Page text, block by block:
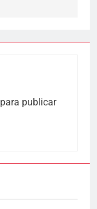
para publicar